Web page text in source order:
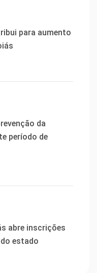
para aumento
da
período de
abre inscrições
estado